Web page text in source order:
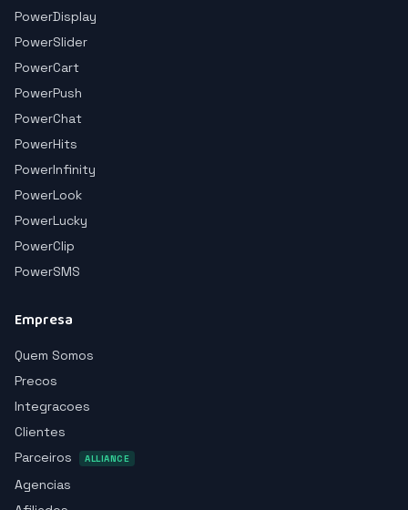
PowerDisplay
PowerSlider
PowerCart
PowerPush
PowerChat
PowerHits
PowerInfinity
PowerLook
PowerLucky
PowerClip
PowerSMS
Empresa
Quem Somos
Precos
Integracoes
Clientes
Parceiros
ALLIANCE
Agencias